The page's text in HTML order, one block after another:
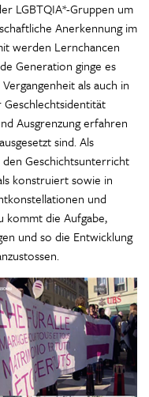
LGBTQIA*-Gruppen um
Anerkennung im
werden Lernchancen
Generation ginge es
als auch in
Ausgrenzung erfahren
sind. Als
Geschichtsunterricht
konstruiert sowie in
und
kommt die Aufgabe,
und so die Entwicklung